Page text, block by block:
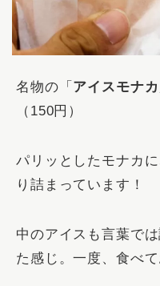
名物の「 アイスモナカ
（150円）
パリッとしたモナカ
り詰まっています！
中のアイスも言葉で
た感じ。一度、食べ